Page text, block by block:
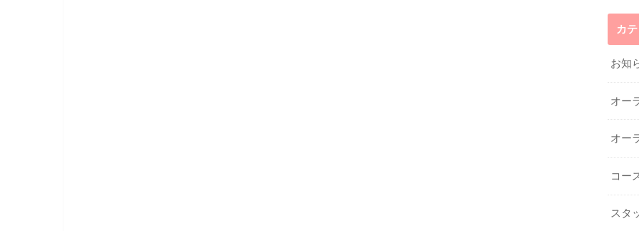
カ
お知
オー
オー
コー
スタ